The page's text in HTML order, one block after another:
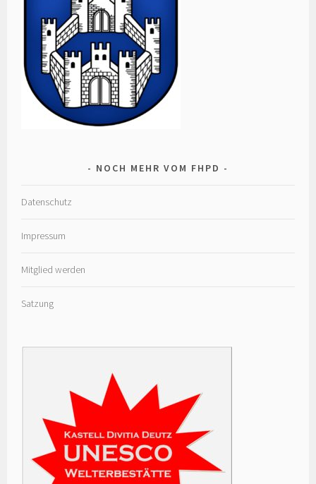
NOCH MEHR VOM FHPD
Datenschutz
Impressum
Mitglied werden
Satzung